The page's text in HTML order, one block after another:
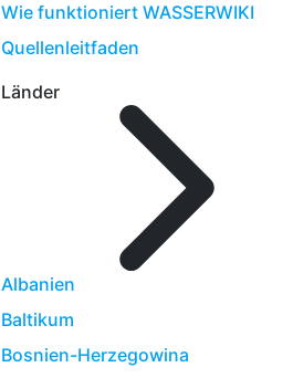
Wie funktioniert WASSERWIKI
Quellenleitfaden
Länder
Albanien
Baltikum
Bosnien-Herzegowina